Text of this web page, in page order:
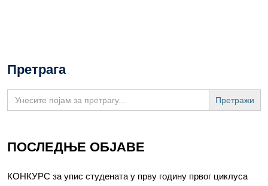
Претрага
Search
for:
ПОСЛЕДЊЕ ОБЈАВЕ
КОНКУРС за упис студената у прву годину првог циклуса